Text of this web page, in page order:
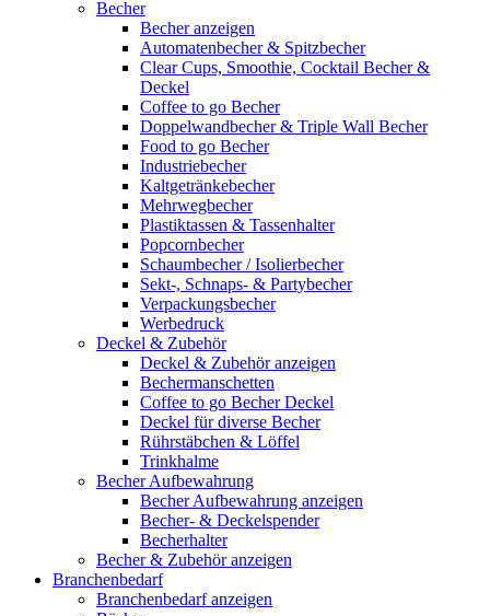
Becher
Becher anzeigen
Automatenbecher & Spitzbecher
Clear Cups, Smoothie, Cocktail Becher &
Deckel
Coffee to go Becher
Doppelwandbecher & Triple Wall Becher
Food to go Becher
Industriebecher
Kaltgetränkebecher
Mehrwegbecher
Plastiktassen & Tassenhalter
Popcornbecher
Schaumbecher / Isolierbecher
Sekt-, Schnaps- & Partybecher
Verpackungsbecher
Werbedruck
Deckel & Zubehör
Deckel & Zubehör anzeigen
Bechermanschetten
Coffee to go Becher Deckel
Deckel für diverse Becher
Rührstäbchen & Löffel
Trinkhalme
Becher Aufbewahrung
Becher Aufbewahrung anzeigen
Becher- & Deckelspender
Becherhalter
Becher & Zubehör anzeigen
Branchenbedarf
Branchenbedarf anzeigen